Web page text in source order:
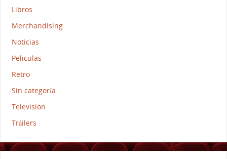
Libros
Merchandising
Noticias
Peliculas
Retro
Sin categoría
Television
Tráilers